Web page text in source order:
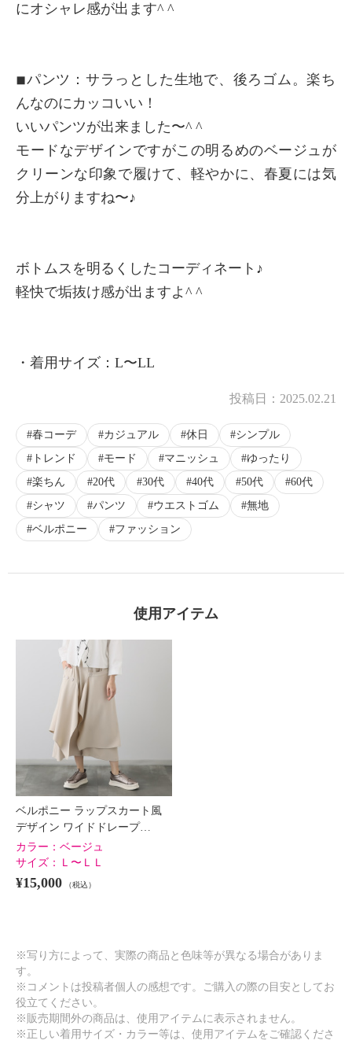
にオシャレ感が出ます^ ^
◾︎パンツ：サラっとした生地で、後ろゴム。楽ち
んなのにカッコいい！
いいパンツが出来ました〜^ ^
モードなデザインですがこの明るめのベージュが
クリーンな印象で履けて、軽やかに、春夏には気
分上がりますね〜♪
ボトムスを明るくしたコーディネート♪
軽快で垢抜け感が出ますよ^ ^
・着用サイズ：L〜LL
投稿日： 2025.02.21
春コーデ カジュアル 休日
シンプル
トレンド
モード マニッシュ
ゆったり
楽ちん
20代 30代 40代 50代
60代
シャツ
パンツ ウエストゴム
無地
ベルポニー
ファッション
使用アイテム
ベルポニー ラップスカート風
デザイン ワイドドレープ…
カラー： ベージュ
サイズ：
Ｌ〜ＬＬ
¥15,000 （税込）
※写り方によって、実際の商品と色味等が異なる場合がありま
す。
※コメントは投稿者個人の感想です。ご購入の際の目安としてお
役立てください。
※販売期間外の商品は、使用アイテムに表示されません。
※正しい着用サイズ・カラー等は、使用アイテムをご確認くださ